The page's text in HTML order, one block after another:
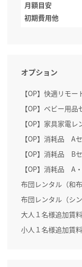
月額目安
初期費用他
オプション
【OP】快適リモー
【OP】ベビー用品
【OP】家具家電レ
【OP】消耗品 A
【OP】消耗品 B
【OP】消耗品 A
布団レンタル（和布
布団レンタル（シン
大人１名様追加賃
小人１名様追加賃料